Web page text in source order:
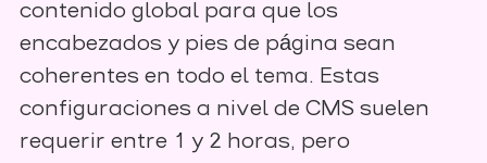
contenido global para que los
encabezados y pies de página sean
coherentes en todo el tema. Estas
configuraciones a nivel de CMS suelen
requerir entre 1 y 2 horas, pero